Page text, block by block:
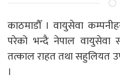
काठमाडाैँ । वायुसेवा
परेको भन्दै नेपाल
तत्काल राहत तथा सहुलियत
।